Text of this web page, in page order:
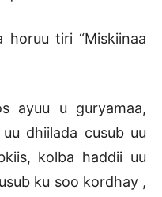
horuu tiri “Miskiinaa
ayuu u guryamaa,
dhiilada cusub uu
kolba haddii uu
ku soo kordhay ,